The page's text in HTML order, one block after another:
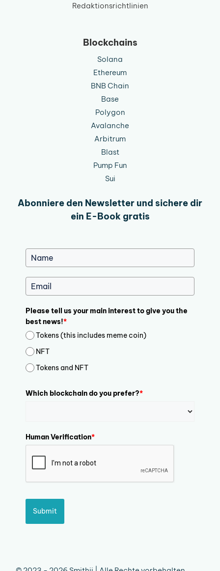
Redaktionsrichtlinien
Blockchains
Solana
Ethereum
BNB Chain
Base
Polygon
Avalanche
Arbitrum
Blast
Pump Fun
Sui
Abonniere den Newsletter und sichere dir
ein E-Book gratis
Please tell us your main interest to give you the
best news!*
Tokens (this includes meme coin)
NFT
Tokens and NFT
Which blockchain do you prefer?*
Human Verification*
Submit